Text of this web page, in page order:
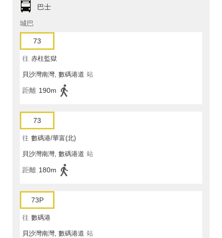
巴士
城巴
73
往 赤柱監獄
貝沙灣南灣, 數碼港道 站
距離 190m
73
往 數碼港/華富(北)
貝沙灣南灣, 數碼港道 站
距離 180m
73P
往 數碼港
貝沙灣南灣, 數碼港道 站